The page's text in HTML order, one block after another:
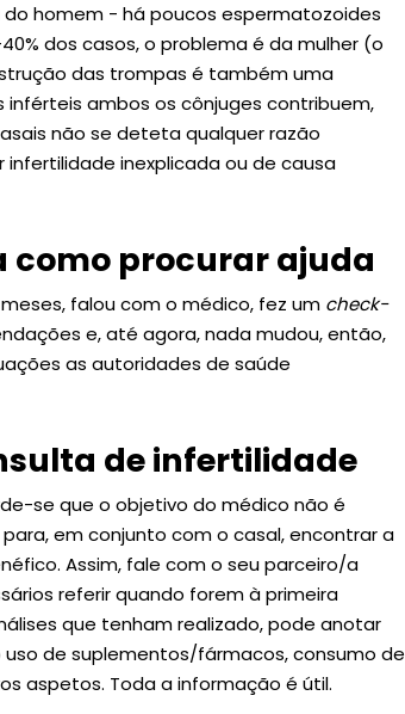
homem - há poucos espermatozoides
dos casos, o problema é da mulher (o
das trompas é também uma
ambos os cônjuges contribuem,
não se deteta qualquer razão
inexplicada ou de causa
como procurar ajuda
falou com o médico, fez um check-
e, até agora, nada mudou, então,
as autoridades de saúde
de infertilidade
se que o objetivo do médico não é
em conjunto com o casal, encontrar a
Assim, fale com o seu parceiro/a
referir quando forem à primeira
que tenham realizado, pode anotar
de suplementos/fármacos, consumo de
aspetos. Toda a informação é útil.